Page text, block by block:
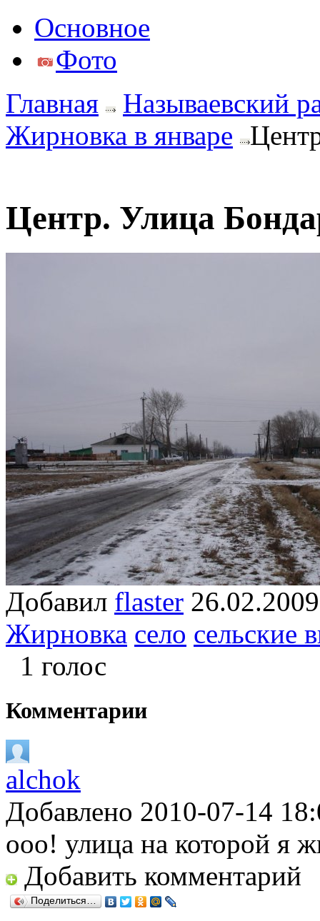
Основное
Фото
Главная
Называевский
Жирновка в январе
Центр. Улица
Добавил flaster
Жирновка село сельские
1 голос
Комментарии
alchok
Добавлено 2010-07-14
ооо! улица на которой я
Добавить комментарий
Поделиться…